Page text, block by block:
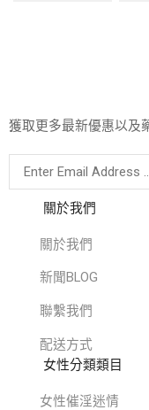
獲取更多最新優惠以及
關於我們
關於我們
新聞BLOG
聯繫我們
配送方式
女性分類類目
女性催淫迷情